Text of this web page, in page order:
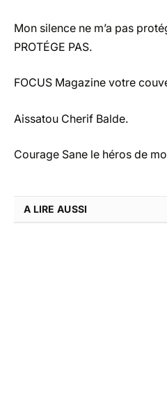
Mon silence ne m’a pas
PROTÉGE PAS.
FOCUS Magazine votre
Aissatou Cherif Balde.
Courage Sane le héros de
A LIRE AUSSI